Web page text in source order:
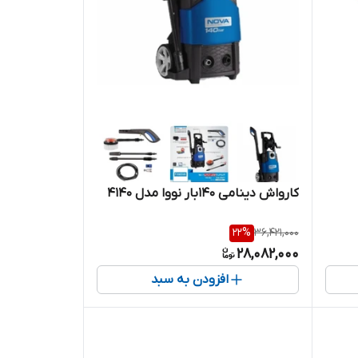
کارواش دینامی ۱۴۰بار نووا مدل ۴۱۴۰
36,421,000
22%
28,082,000
افزودن به سبد